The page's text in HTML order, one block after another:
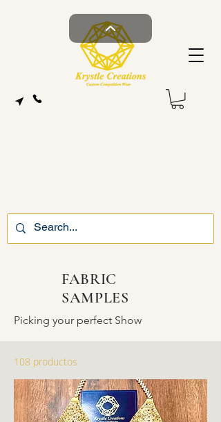
FABRIC
SAMPLES
Picking your perfect Show
108 productos